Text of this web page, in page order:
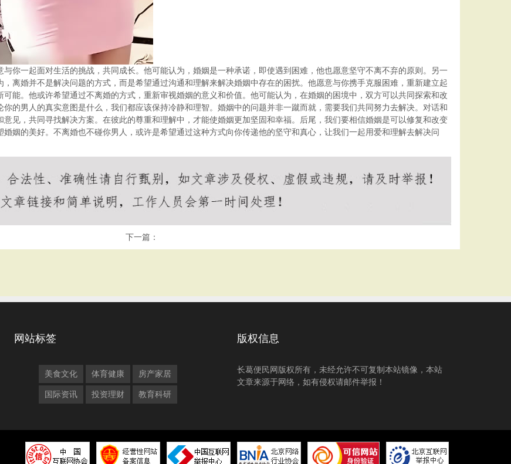
你一起面对生活的挑战，共同成长。他可能认为，婚姻是一种承诺，即使遇到困难，他也愿意坚守不离不弃的原则。另一
离婚并不是解决问题的方式，而是希望通过沟通和理解来解决婚姻中存在的困扰。他愿意与你携手克服困难，重新建立起
能。他或许希望通过不离婚的方式，重新审视婚姻的意义和价值。他可能认为，在婚姻的困境中，双方可以共同探索和改
的男人的真实意图是什么，我们都应该保持冷静和理智。婚姻中的问题并非一蹴而就，需要我们共同努力去解决。对话和
见，共同寻找解决方案。在彼此的尊重和理解中，才能使婚姻更加坚固和幸福。后尾，我们要相信婚姻是可以修复和改变
姻的美好。不离婚也不碰你男人，或许是希望通过这种方式向你传递他的坚守和真心，让我们一起用爱和理解去解决问
下一篇：
网站标签
美食文化 体育健康 房产家居
国际资讯 投资理财 教育科研
版权信息
长葛便民网版权所有，未经允许不可复制本站镜像，本站
文章来源于网络，如有侵权请邮件举报！